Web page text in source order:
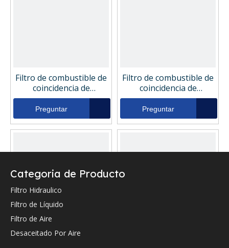
Filtro de combustible de
coincidencia de
reemplazo Filtro de
combustible 14394100
Preguntar
Filtro de combustible de
coincidencia de
reemplazo Filtro de
combustible 14330350
Preguntar
Filtro de aire de
Categoria de Producto
Filtro Hidraulico
Filtro de Líquido
Filtro de Aire
Desaceitado Por Aire